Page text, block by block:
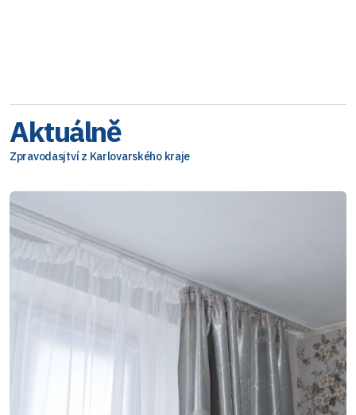
Aktuálně
Zpravodasjtví z Karlovarského kraje